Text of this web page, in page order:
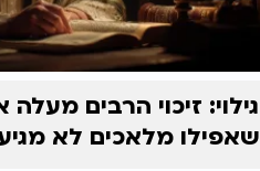
גילוי: זיכוי הרבים
שאפילו מלאכים לא